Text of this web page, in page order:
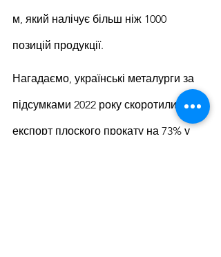
м, який налічує більш ніж 1000
позицій продукції.
Нагадаємо, українські металурги за
підсумками 2022 року скоротили
експорт плоского прокату на 73% у